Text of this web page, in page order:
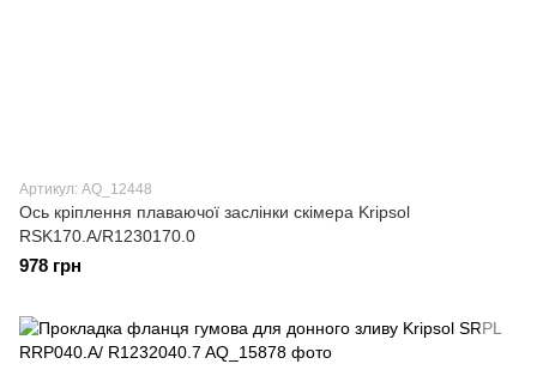
Артикул: AQ_12448
Ось кріплення плаваючої заслінки скімера Kripsol
RSK170.A/R1230170.0
978 грн